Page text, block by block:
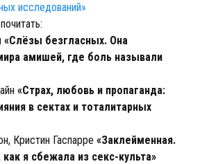
исследований»
«Слёзы безгласных. Она
амишей, где боль называли
«Страх, любовь и пропаганда:
в сектах и тоталитарных
Кристин Гаспарре «Заклейменная.
я сбежала из секс-культа»